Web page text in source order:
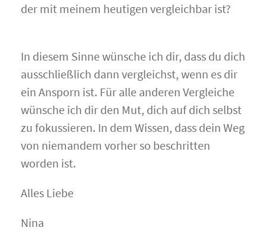
der mit meinem heutigen vergleichbar ist?
In diesem Sinne wünsche ich dir, dass du dich
ausschließlich dann vergleichst, wenn es dir
ein Ansporn ist. Für alle anderen Vergleiche
wünsche ich dir den Mut, dich auf dich selbst
zu fokussieren. In dem Wissen, dass dein Weg
von niemandem vorher so beschritten
worden ist.
Alles Liebe
Nina